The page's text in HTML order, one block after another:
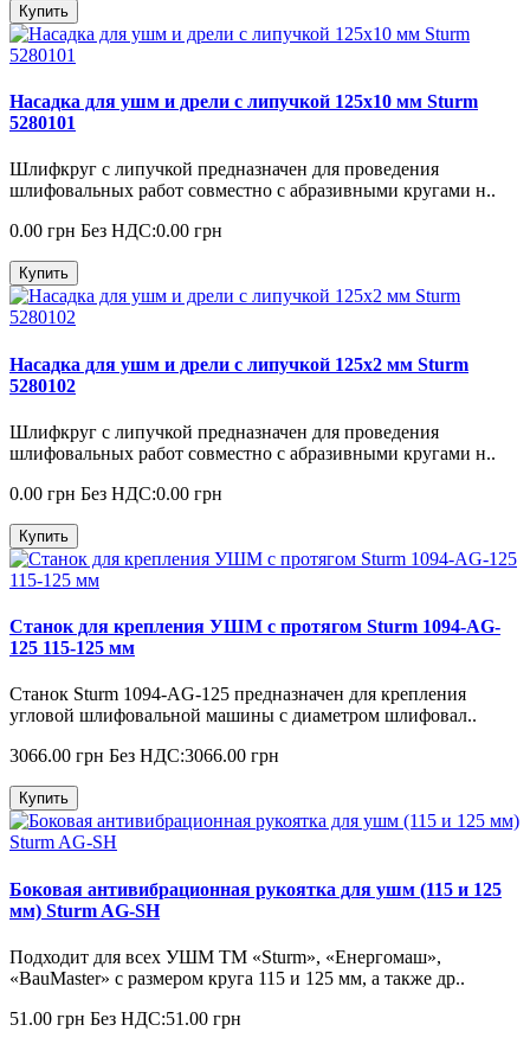
Купить
Насадка для ушм и дрели с липучкой 125х10 мм Sturm
5280101
Шлифкруг с липучкой предназначен для проведения
шлифовальных работ совместно с абразивными кругами н..
0.00 грн Без НДС:0.00 грн
Купить
Насадка для ушм и дрели с липучкой 125х2 мм Sturm
5280102
Шлифкруг с липучкой предназначен для проведения
шлифовальных работ совместно с абразивными кругами н..
0.00 грн Без НДС:0.00 грн
Купить
Станок для крепления УШМ с протягом Sturm 1094-AG-
125 115-125 мм
Станок Sturm 1094-AG-125 предназначен для крепления
угловой шлифовальной машины с диаметром шлифовал..
3066.00 грн Без НДС:3066.00 грн
Купить
Боковая антивибрационная рукоятка для ушм (115 и 125
мм) Sturm AG-SH
Подходит для всех УШМ ТМ «Sturm», «Енергомаш»,
«BauMaster» с размером круга 115 и 125 мм, а также др..
51.00 грн Без НДС:51.00 грн